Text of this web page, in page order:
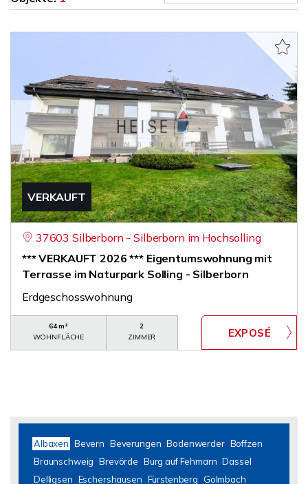
VERKAUFT
37603 Silberborn - Silberborn im Hochsolling
*** VERKAUFT 2026 *** Eigentumswohnung mit
Terrasse im Naturpark Solling - Silberborn
Erdgeschosswohnung
64 m²
WOHNFLÄCHE
2
ZIMMER
Albaxen Bevern Beverungen Bodenwerder Boffzen
Braunschweig Brevörde Burg auf Fehmarn Dassel
Delligsen Eschershausen Fürstenberg
Golmbach